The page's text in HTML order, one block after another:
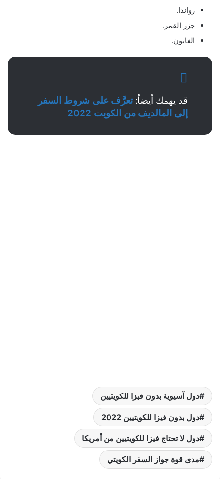
رواندا.
جزر القمر.
الغابون.
قد يهمك أيضاً:تعرَّف على شروط السفر
إلى المالديف من الكويت 2022
دول آسيوية بدون فيزا للكويتيين
دول بدون فيزا للكويتيين 2022
دول لا تحتاج فيزا للكويتيين من أمريكا
مدى قوة جواز السفر الكويتي